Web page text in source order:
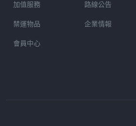
加值服務
禁運物品
會員中心
路線公告
企業情報